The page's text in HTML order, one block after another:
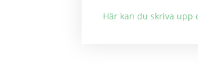
Här kan du skriva upp